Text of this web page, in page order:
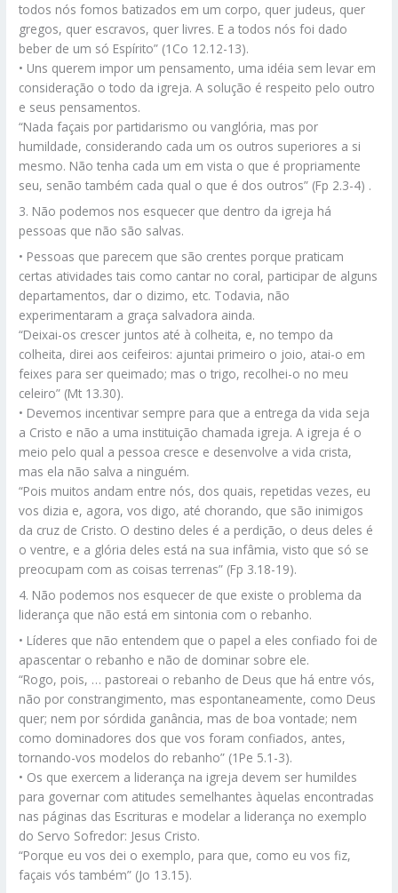
todos nós fomos batizados em um corpo, quer judeus, quer
gregos, quer escravos, quer livres. E a todos nós foi dado
beber de um só Espírito” (1Co 12.12-13).
• Uns querem impor um pensamento, uma idéia sem levar em
consideração o todo da igreja. A solução é respeito pelo outro
e seus pensamentos.
“Nada façais por partidarismo ou vanglória, mas por
humildade, considerando cada um os outros superiores a si
mesmo. Não tenha cada um em vista o que é propriamente
seu, senão também cada qual o que é dos outros” (Fp 2.3-4) .
3. Não podemos nos esquecer que dentro da igreja há
pessoas que não são salvas.
• Pessoas que parecem que são crentes porque praticam
certas atividades tais como cantar no coral, participar de alguns
departamentos, dar o dizimo, etc. Todavia, não
experimentaram a graça salvadora ainda.
“Deixai-os crescer juntos até à colheita, e, no tempo da
colheita, direi aos ceifeiros: ajuntai primeiro o joio, atai-o em
feixes para ser queimado; mas o trigo, recolhei-o no meu
celeiro” (Mt 13.30).
• Devemos incentivar sempre para que a entrega da vida seja
a Cristo e não a uma instituição chamada igreja. A igreja é o
meio pelo qual a pessoa cresce e desenvolve a vida crista,
mas ela não salva a ninguém.
“Pois muitos andam entre nós, dos quais, repetidas vezes, eu
vos dizia e, agora, vos digo, até chorando, que são inimigos
da cruz de Cristo. O destino deles é a perdição, o deus deles é
o ventre, e a glória deles está na sua infâmia, visto que só se
preocupam com as coisas terrenas” (Fp 3.18-19).
4. Não podemos nos esquecer de que existe o problema da
liderança que não está em sintonia com o rebanho.
• Líderes que não entendem que o papel a eles confiado foi de
apascentar o rebanho e não de dominar sobre ele.
“Rogo, pois, … pastoreai o rebanho de Deus que há entre vós,
não por constrangimento, mas espontaneamente, como Deus
quer; nem por sórdida ganância, mas de boa vontade; nem
como dominadores dos que vos foram confiados, antes,
tornando-vos modelos do rebanho” (1Pe 5.1-3).
• Os que exercem a liderança na igreja devem ser humildes
para governar com atitudes semelhantes àquelas encontradas
nas páginas das Escrituras e modelar a liderança no exemplo
do Servo Sofredor: Jesus Cristo.
“Porque eu vos dei o exemplo, para que, como eu vos fiz,
façais vós também” (Jo 13.15).